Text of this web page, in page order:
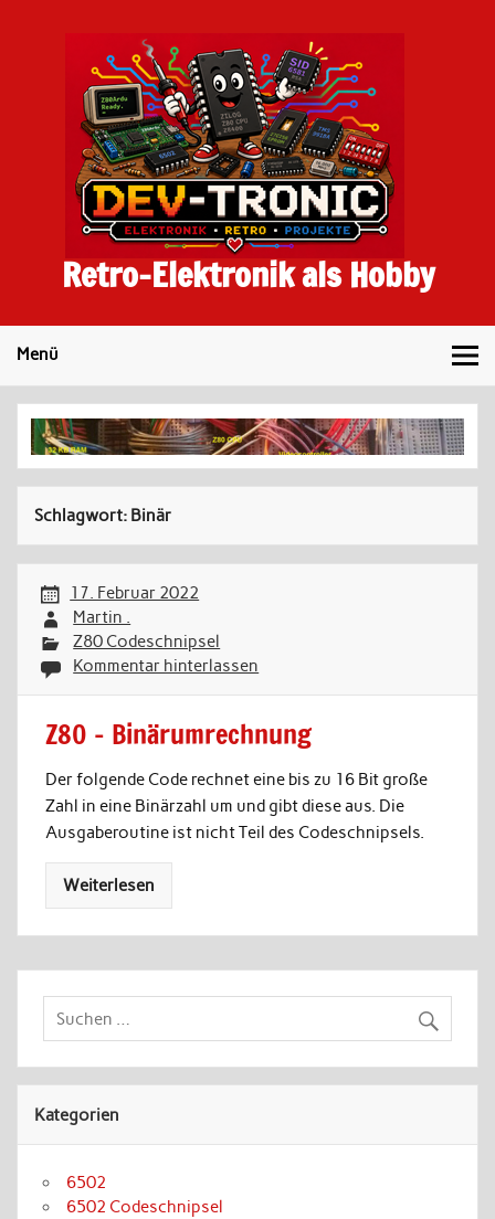
Retro-Elektronik als Hobby
Menü
Schlagwort: Binär
17. Februar 2022
Martin .
Z80 Codeschnipsel
Kommentar hinterlassen
Z80 – Binärumrechnung
Der folgende Code rechnet eine bis zu 16 Bit große
Zahl in eine Binärzahl um und gibt diese aus. Die
Ausgaberoutine ist nicht Teil des Codeschnipsels.
Weiterlesen
Kategorien
6502
6502 Codeschnipsel